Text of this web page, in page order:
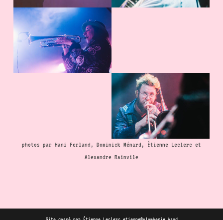
photos par Hani Ferland, Dominick Ménard, Étienne Leclerc et
Alexandre Rainvile